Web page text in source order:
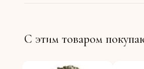
С этим товаром